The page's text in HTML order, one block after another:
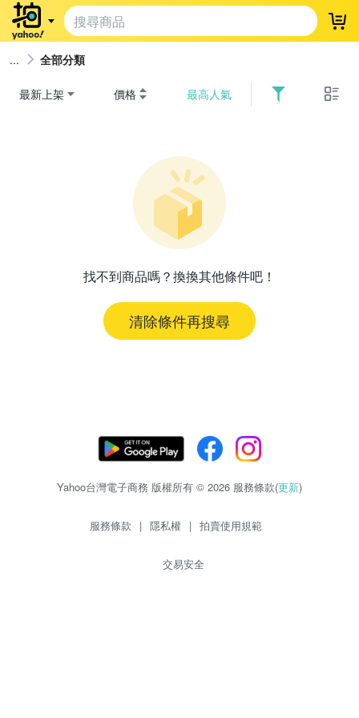
登
全部分類
最新上架 價格 最高人氣
找不到商品嗎？換換其他條件吧！
清除條件再搜尋
Yahoo台灣電子商務 版權所有 © 2026 服務條款(更新)
服務條款 | 隱私權 | 拍賣使用規範
交易安全